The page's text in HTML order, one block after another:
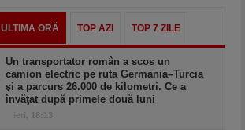
ULTIMA ORĂ TOP AZI TOP 7 ZILE
Un transportator român a scos un
camion electric pe ruta Germania–Turcia
şi a parcurs 26.000 de kilometri. Ce a
învăţat după primele două luni
ieri, 18:13